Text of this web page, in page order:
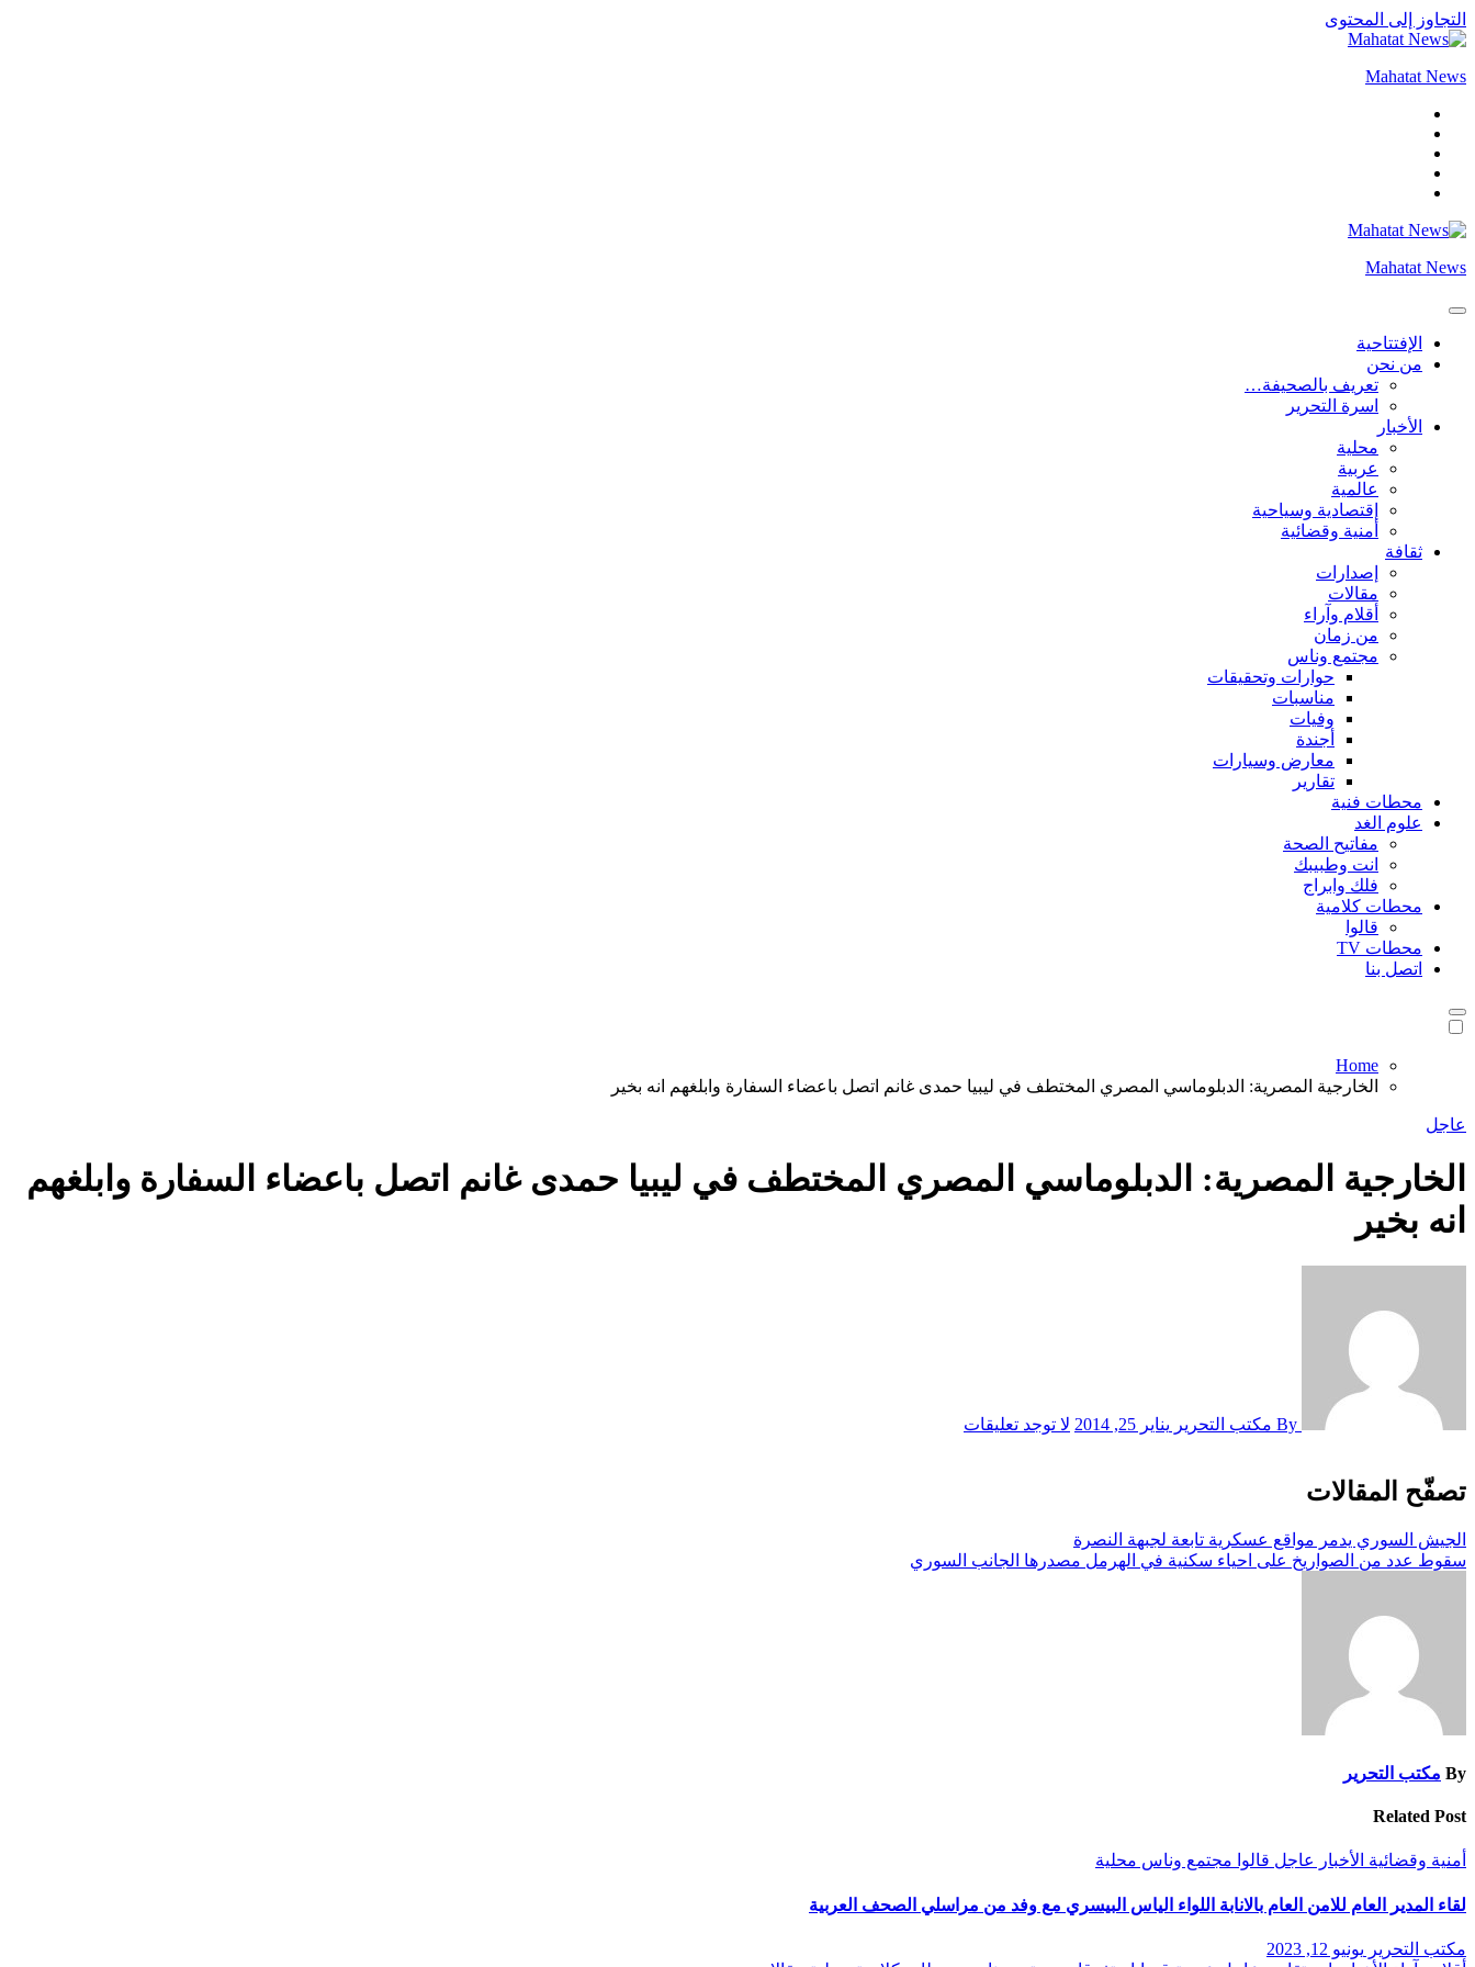
التجاوز إلى المحتوى
Mahatat News
Mahatat News
الإفتتاحية
من نحن
تعريف بالصحيفة…
اسرة التحرير
الأخبار
محلية
عربية
عالمية
إقتصادية وسياحية
أمنية وقضائية
ثقافة
إصدارات
مقالات
أقلام وآراء
من زمان
مجتمع وناس
حوارات وتحقيقات
مناسبات
وفيات
أجندة
معارض وسيارات
تقارير
محطات فنية
علوم الغد
مفاتيح الصحة
انت وطبيبك
فلك وابراج
محطات كلامية
قالوا
محطات TV
اتصل بنا
Home
الخارجية المصرية: الدبلوماسي المصري المختطف في ليبيا حمدى غانم اتصل باعضاء السفارة وابلغهم انه بخير
عاجل
الخارجية المصرية: الدبلوماسي المصري المختطف في ليبيا حمدى غانم اتصل باعضاء السفارة وابلغهم
انه بخير
يناير 25, 2014 لا توجد تعليقات
تصفّح المقالات
الجيش السوري يدمر مواقع عسكرية تابعة لجبهة النصرة
سقوط عدد من الصواريخ على احياء سكنية في الهرمل مصدرها الجانب السوري
By مكتب التحرير
Related Post
أمنية وقضائية الأخبار عاجل قالوا مجتمع وناس محلية
لقاء المدير العام للامن العام بالانابة اللواء الياس البيسري مع وفد من مراسلي الصحف العربية
مكتب التحرير يونيو 12, 2023